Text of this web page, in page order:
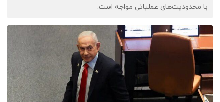
با محدودیت‌های عملیاتی مواجه است.